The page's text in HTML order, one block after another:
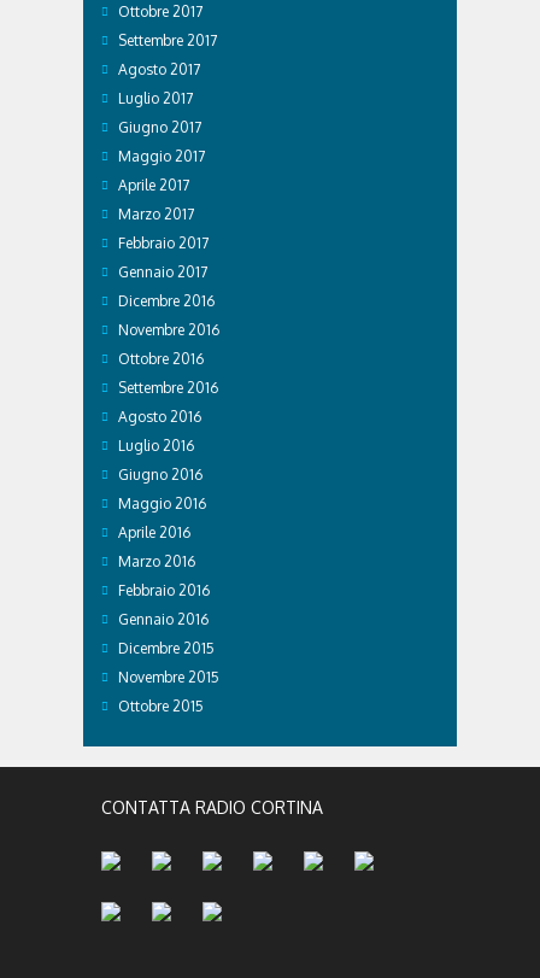
Ottobre 2017
Settembre 2017
Agosto 2017
Luglio 2017
Giugno 2017
Maggio 2017
Aprile 2017
Marzo 2017
Febbraio 2017
Gennaio 2017
Dicembre 2016
Novembre 2016
Ottobre 2016
Settembre 2016
Agosto 2016
Luglio 2016
Giugno 2016
Maggio 2016
Aprile 2016
Marzo 2016
Febbraio 2016
Gennaio 2016
Dicembre 2015
Novembre 2015
Ottobre 2015
CONTATTA RADIO CORTINA